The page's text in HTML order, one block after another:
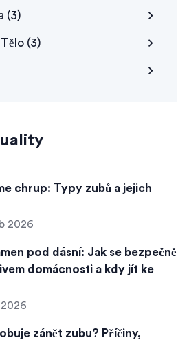
(3)
(3)
chrup: Typy zubů a jejich
2026
pod dásní: Jak se bezpečně
domácnosti a kdy jít ke
zánět zubu? Příčiny,